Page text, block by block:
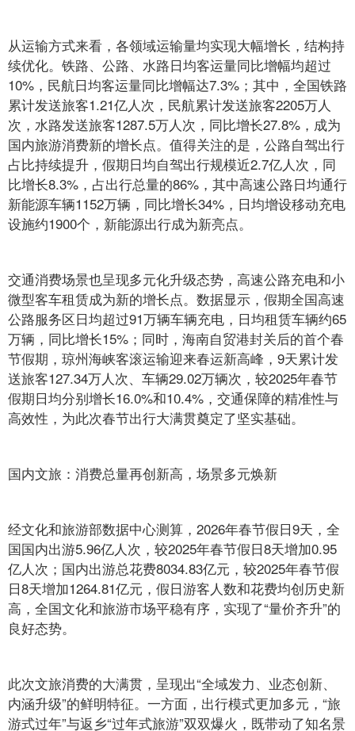
从运输方式来看，各领域运输量均实现大幅增长，结构持
续优化。铁路、公路、水路日均客运量同比增幅均超过
10%，民航日均客运量同比增幅达7.3%；其中，全国铁路
累计发送旅客1.21亿人次，民航累计发送旅客2205万人
次，水路发送旅客1287.5万人次，同比增长27.8%，成为
国内旅游消费新的增长点。值得关注的是，公路自驾出行
占比持续提升，假期日均自驾出行规模近2.7亿人次，同
比增长8.3%，占出行总量的86%，其中高速公路日均通行
新能源车辆1152万辆，同比增长34%，日均增设移动充电
设施约1900个，新能源出行成为新亮点。
交通消费场景也呈现多元化升级态势，高速公路充电和小
微型客车租赁成为新的增长点。数据显示，假期全国高速
公路服务区日均超过91万辆车辆充电，日均租赁车辆约65
万辆，同比增长15%；同时，海南自贸港封关后的首个春
节假期，琼州海峡客滚运输迎来春运新高峰，9天累计发
送旅客127.34万人次、车辆29.02万辆次，较2025年春节
假期日均分别增长16.0%和10.4%，交通保障的精准性与
高效性，为此次春节出行大满贯奠定了坚实基础。
国内文旅：消费总量再创新高，场景多元焕新
经文化和旅游部数据中心测算，2026年春节假日9天，全
国国内出游5.96亿人次，较2025年春节假日8天增加0.95
亿人次；国内出游总花费8034.83亿元，较2025年春节假
日8天增加1264.81亿元，假日游客人数和花费均创历史新
高，全国文化和旅游市场平稳有序，实现了“量价齐升”的
良好态势。
此次文旅消费的大满贯，呈现出“全域发力、业态创新、
内涵升级”的鲜明特征。一方面，出行模式更加多元，“旅
游式过年”与返乡“过年式旅游”双双爆火，既带动了知名景